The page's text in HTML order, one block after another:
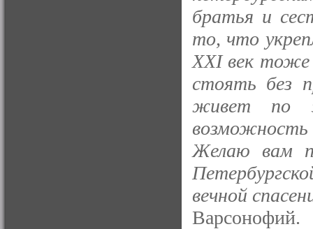
братья и
то, что
XXI век
стоять без
живет по
Желаю вам
вечной
Варсонофий.